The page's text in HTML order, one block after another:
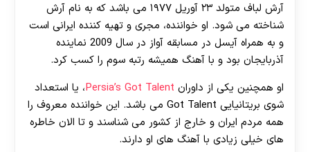
آرش لباف متولد ۲۳ آوریل ۱۹۷۷ می باشد که به نام آرش
شناخته می ‌شود. او خواننده، مجری و تهیه‌ کننده ایرانی است
و به همراه آیسل در مسابقه آواز در سال 2009 نماینده
آذربایجان بود و با آهنگ همیشه رتبه سوم را کسب کرد.
او همچنین یکی از داوران Persia’s Got Talent، یا استعداد
شوی بریتانیایی Got Talent می باشد. این خواننده معروف را
همه مردم ایران و خارج از کشور می شناسند و تا الان خاطره
های خیلی زیادی با آهنگ های او دارند.